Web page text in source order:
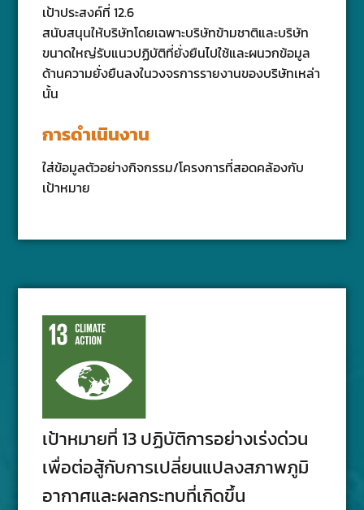
เป้าประสงค์ที่ 12.6
สนับสนุนให้บริษัทโดยเฉพาะบริษัทข้ามชาติและบริษัท
ขนาดใหญ่รับแนวปฏิบัติที่ยั่งยืนไปใช้และผนวกข้อมูล
ด้านความยั่งยืนลงในวงจรการรายงานของบริษัทเหล่า
นั้น
การดำเนินงาน
ใส่ข้อมูลตัวอย่างกิจกรรม/โครงการที่สอดคล้องกับ
เป้าหมาย
เป้าหมายที่ 13 ปฏิบัติการอย่างเร่งด่วน
เพื่อต่อสู้กับการเปลี่ยนแปลงสภาพภูมิ
อากาศและผลกระทบที่เกิดขึ้น